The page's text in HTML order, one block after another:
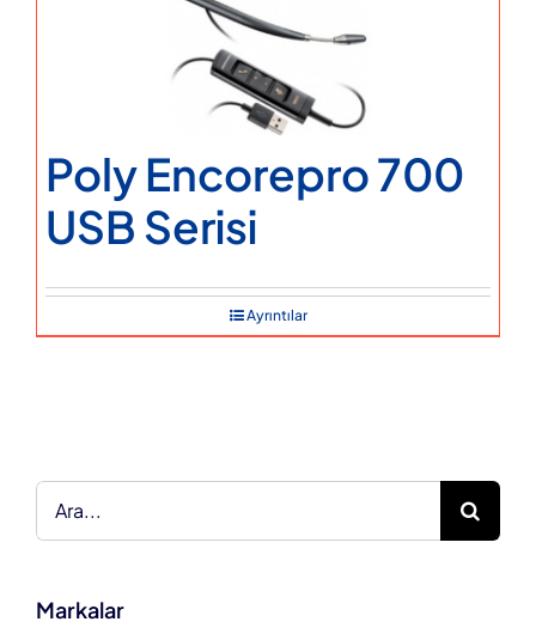
Poly Encorepro 700
USB Serisi
Ayrıntılar
Markalar